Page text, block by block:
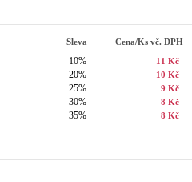
Sleva Cena/ks vč. DPH
10% 11 Kč
20% 10 Kč
25% 9 Kč
30% 8 Kč
35% 8 Kč